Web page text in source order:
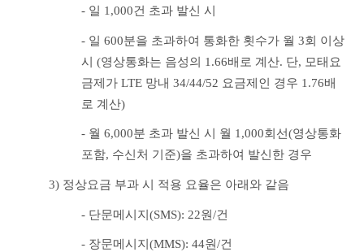
- 일 1,000건 초과 발신 시
- 일 600분을 초과하여 통화한 횟수가 월 3회 이상
시 (영상통화는 음성의 1.66배로 계산. 단, 모태요
금제가 LTE 망내 34/44/52 요금제인 경우 1.76배
로 계산)
- 월 6,000분 초과 발신 시 월 1,000회선(영상통화
포함, 수신처 기준)을 초과하여 발신한 경우
3) 정상요금 부과 시 적용 요율은 아래와 같음
- 단문메시지(SMS): 22원/건
- 장문메시지(MMS): 44원/건